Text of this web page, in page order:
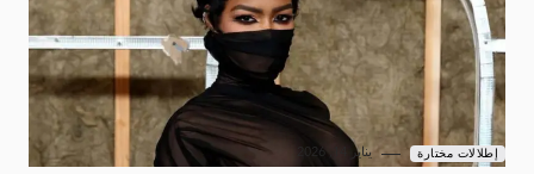
إطلالات مختارة يناير 14, 2026